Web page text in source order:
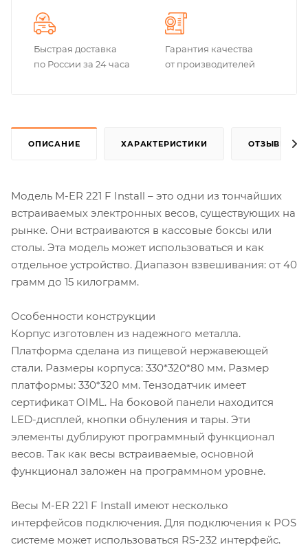
Быстрая доставка
по России за 24 часа
Гарантия качества
от производителей
ОПИСАНИЕ ХАРАКТЕРИСТИКИ ОТЗЫВЫ
Модель M-ER 221 F Install – это одни из тончайших
встраиваемых электронных весов, существующих на
рынке. Они встраиваются в кассовые боксы или
столы. Эта модель может использоваться и как
отдельное устройство. Диапазон взвешивания: от 40
грамм до 15 килограмм.
Особенности конструкции
Корпус изготовлен из надежного металла.
Платформа сделана из пищевой нержавеющей
стали. Размеры корпуса: 330*320*80 мм. Размер
платформы: 330*320 мм. Тензодатчик имеет
сертификат OIML. На боковой панели находится
LED-дисплей, кнопки обнуления и тары. Эти
элементы дублируют программный функционал
весов. Так как весы встраиваемые, основной
функционал заложен на программном уровне.
Весы M-ER 221 F Install имеют несколько
интерфейсов подключения. Для подключения к POS
системе может использоваться RS-232 интерфейс.